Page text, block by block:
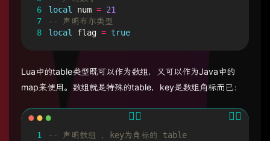
6
7
8
local
num = 21
-- 声明布尔类型
local
flag = true
Lua中的table类型既可以作为数组，又可以作为Java中的
map来使用。数组就是特殊的table，key是数组角标而已：
1
-- 声明数组 ，key为角标的 table